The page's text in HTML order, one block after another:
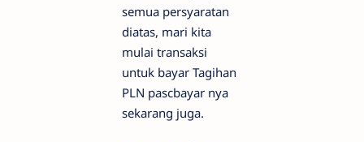
semua persyaratan
diatas, mari kita
mulai transaksi
untuk bayar Tagihan
PLN pascbayar nya
sekarang juga.